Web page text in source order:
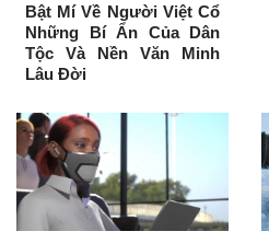
Bật Mí Về Người Việt Cổ
Những Bí Ẩn Của Dân
Tộc Và Nền Văn Minh
Lâu Đời